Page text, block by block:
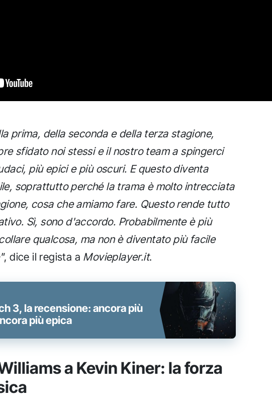
prima, della seconda e della terza stagione,
sfidato noi stessi e il nostro team a spingerci
più epici e più oscuri. E questo diventa
soprattutto perché la trama è molto intrecciata
cosa che amiamo fare. Questo rende tutto
Sì, sono d'accordo. Probabilmente è più
qualcosa, ma non è diventato più facile
, dice il regista a Movieplayer.it.
3, la recensione: ancora più
più epica
a Kevin Kiner: la forza